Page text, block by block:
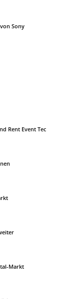
Sony
Rent Event Tec
Markt